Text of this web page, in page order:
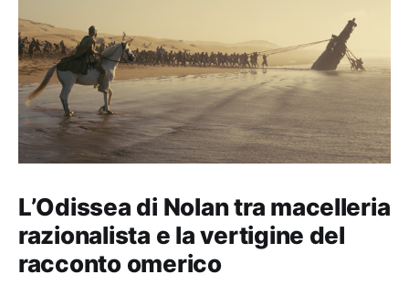
L’Odissea di Nolan tra macelleria
razionalista e la vertigine del
racconto omerico